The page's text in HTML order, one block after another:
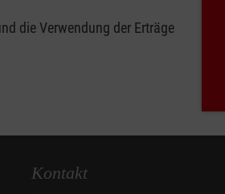
die Verwendung der Erträge
Kontakt